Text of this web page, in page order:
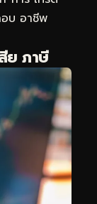
บ อาชีพ
ย ภาษี